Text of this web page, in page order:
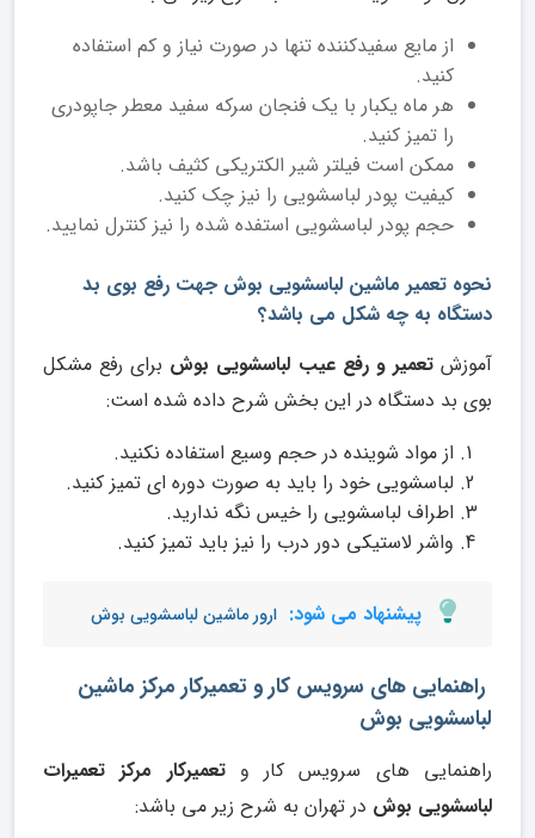
از مایع سفیدکننده تنها در صورت نیاز و کم استفاده
کنید.
هر ماه یکبار با یک فنجان سرکه سفید معطر جاپودری
را تمیز کنید.
ممکن است فیلتر شیر الکتریکی کثیف باشد.
کیفیت پودر لباسشویی را نیز چک کنید.
حجم پودر لباسشویی استفده شده را نیز کنترل نمایید.
نحوه تعمیر ماشین لباسشویی بوش جهت رفع بوی بد
دستگاه به چه شکل می باشد؟
آموزشتعمیر و رفع عیب لباسشویی بوش برای رفع مشکل
بوی بد دستگاه در این بخش شرح داده شده است:
از مواد شوینده در حجم وسیع استفاده نکنید.
لباسشویی خود را باید به صورت دوره ای تمیز کنید.
اطراف لباسشویی را خیس نگه ندارید.
واشر لاستیکی دور درب را نیز باید تمیز کنید.
پیشنهاد می شود: ارور ماشین لباسشویی بوش
راهنمایی های سرویس کار و تعمیرکار مرکز ماشین
لباسشویی بوش
راهنمایی های سرویس کار وتعمیرکار مرکز تعمیرات
لباسشویی بوش در تهران به شرح زیر می باشد: